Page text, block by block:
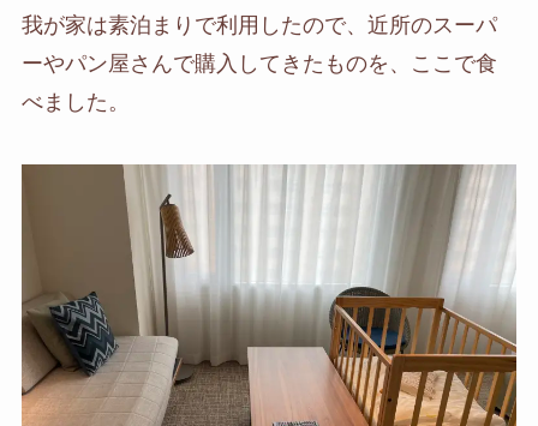
我が家は素泊まりで利用したので、近所のスーパ
ーやパン屋さんで購入してきたものを、ここで食
べました。